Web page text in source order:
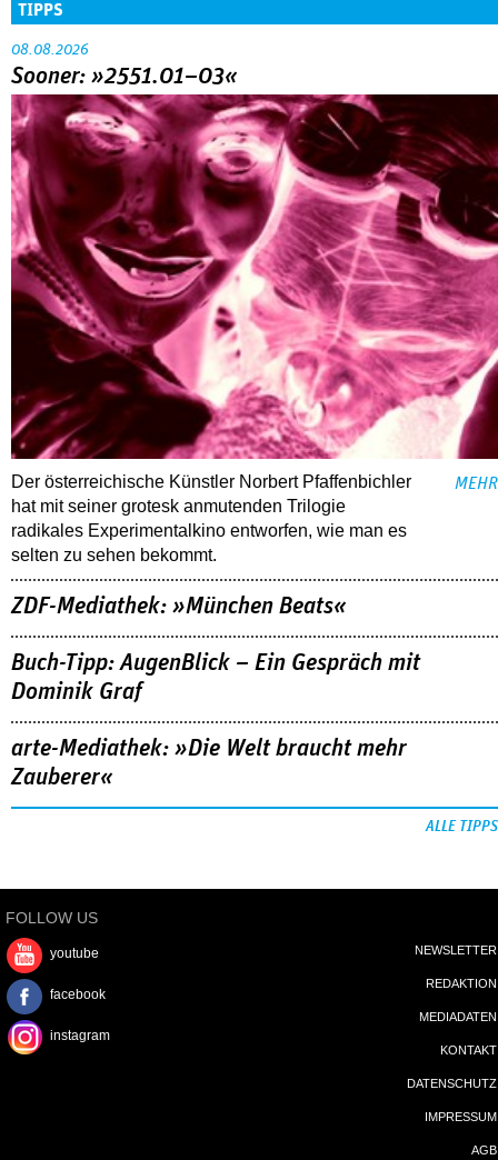
TIPPS
08.08.2026
Sooner: »2551.01–03«
Der österreichische Künstler Norbert Pfaffenbichler
hat mit seiner grotesk anmutenden Trilogie
radikales Experimentalkino entworfen, wie man es
selten zu sehen bekommt.
MEHR
ZDF-Mediathek: »München Beats«
Buch-Tipp: AugenBlick – Ein Gespräch mit
Dominik Graf
arte-Mediathek: »Die Welt braucht mehr
Zauberer«
ALLE TIPPS
FOLLOW US
youtube
facebook
instagram
NEWSLETTER
REDAKTION
MEDIADATEN
KONTAKT
DATENSCHUTZ
IMPRESSUM
AGB